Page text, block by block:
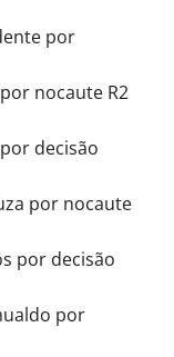
por
nocaute R2
decisão
por nocaute
por decisão
por